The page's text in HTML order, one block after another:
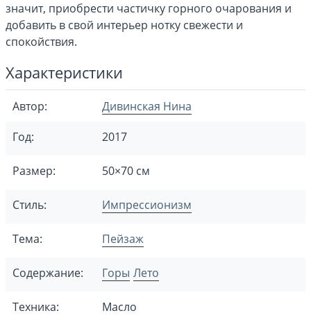
значит, приобрести частичку горного очарования и
добавить в свой интерьер нотку свежести и
спокойствия.
Характеристики
Автор:
Дивинская Нина
Год:
2017
Размер: 50×70 см
Стиль: Импрессионизм
Тема: Пейзаж
Содержание: Горы Лето
Техника: Масло